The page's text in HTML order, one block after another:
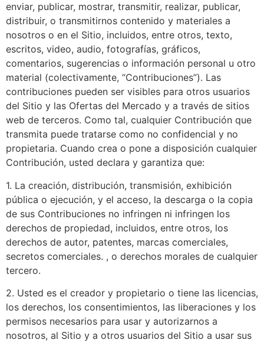
enviar, publicar, mostrar, transmitir, realizar, publicar,
distribuir, o transmitirnos contenido y materiales a
nosotros o en el Sitio, incluidos, entre otros, texto,
escritos, video, audio, fotografías, gráficos,
comentarios, sugerencias o información personal u otro
material (colectivamente, “Contribuciones”). Las
contribuciones pueden ser visibles para otros usuarios
del Sitio y las Ofertas del Mercado y a través de sitios
web de terceros. Como tal, cualquier Contribución que
transmita puede tratarse como no confidencial y no
propietaria. Cuando crea o pone a disposición cualquier
Contribución, usted declara y garantiza que:
1. La creación, distribución, transmisión, exhibición
pública o ejecución, y el acceso, la descarga o la copia
de sus Contribuciones no infringen ni infringen los
derechos de propiedad, incluidos, entre otros, los
derechos de autor, patentes, marcas comerciales,
secretos comerciales. , o derechos morales de cualquier
tercero.
2. Usted es el creador y propietario o tiene las licencias,
los derechos, los consentimientos, las liberaciones y los
permisos necesarios para usar y autorizarnos a
nosotros, al Sitio y a otros usuarios del Sitio a usar sus